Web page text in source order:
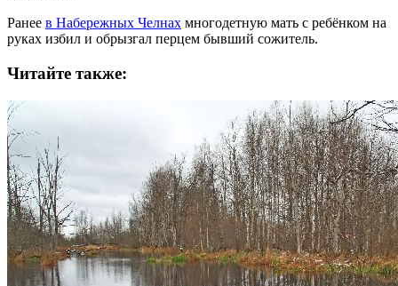
Ранее в Набережных Челнах многодетную мать с ребёнком на
руках избил и обрызгал перцем бывший сожитель.
Читайте также: